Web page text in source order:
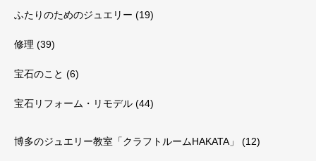
ふたりのためのジュエリー (19)
修理 (39)
宝石のこと (6)
宝石リフォーム・リモデル (44)
博多のジュエリー教室「クラフトルームHAKATA」 (12)